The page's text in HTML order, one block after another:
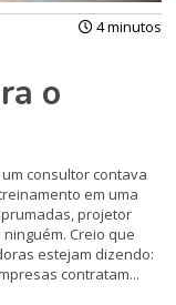
4 minutos
o
consultor contava
em uma
projetor
Creio que
estejam dizendo:
contratam...